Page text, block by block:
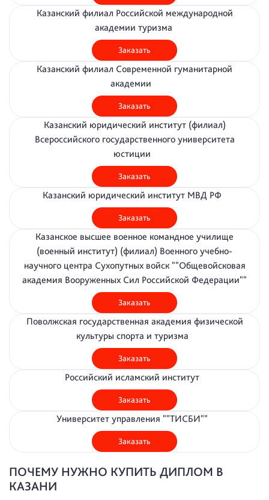
Казанский филиал Российской международной
академии туризма
Заказать
Казанский филиал Современной гуманитарной
академии
Заказать
Казанский юридический институт (филиал)
Всероссийского государственного университета
юстиции
Заказать
Казанский юридический институт МВД РФ
Заказать
Казанское высшее военное командное училище
(военный институт) (филиал) Военного учебно-
научного центра Сухопутных войск ""Общевойсковая
академия Вооруженных Сил Российской Федерации""
Заказать
Поволжская государственная академия физической
культуры спорта и туризма
Заказать
Российский исламский институт
Заказать
Университет управления ""ТИСБИ""
Заказать
ПОЧЕМУ НУЖНО КУПИТЬ ДИПЛОМ В
КАЗАНИ